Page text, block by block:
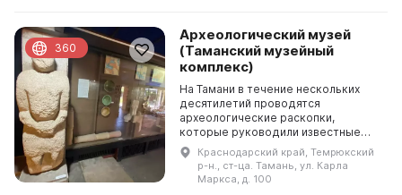
Археологический музей
(Таманский музейный
комплекс)
На Тамани в течение нескольких
десятилетий проводятся
археологические раскопки,
которые руководили известные
российские ученые: Е. И. Забелин, В.
Г. Тизенгаузен, М. И. Ростовцев, В.
Д. Блаватский, Б. ...
Краснодарский край, Темрюкский
р-н., ст-ца. Тамань, ул. Карла
Маркса, д. 100
360